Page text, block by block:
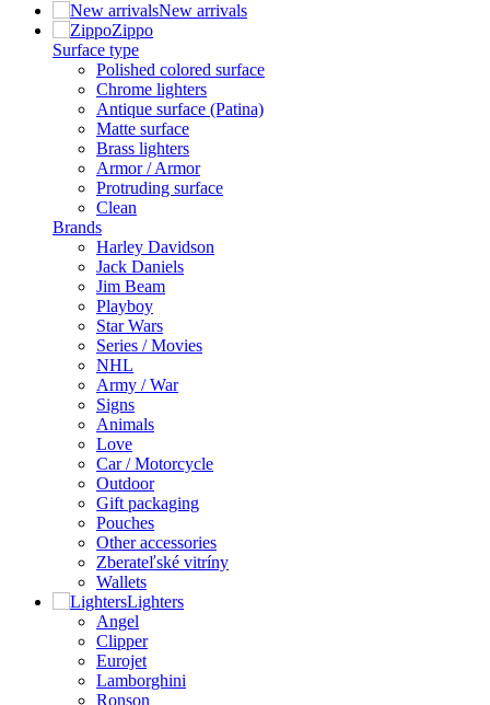
New arrivals
Zippo
Surface type
Polished colored surface
Chrome lighters
Antique surface (Patina)
Matte surface
Brass lighters
Armor / Armor
Protruding surface
Clean
Brands
Harley Davidson
Jack Daniels
Jim Beam
Playboy
Star Wars
Series / Movies
NHL
Army / War
Signs
Animals
Love
Car / Motorcycle
Outdoor
Gift packaging
Pouches
Other accessories
Zberateľské vitríny
Wallets
Lighters
Angel
Clipper
Eurojet
Lamborghini
Ronson